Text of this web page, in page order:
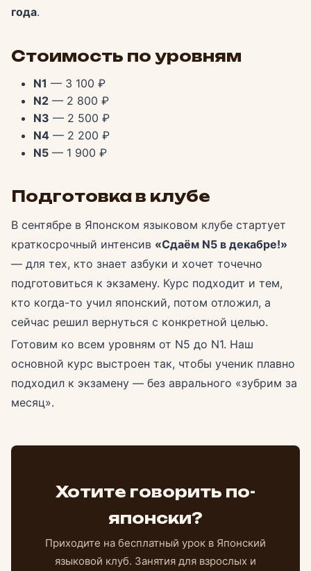
года.
Стоимость по уровням
N1 — 3 100 ₽
N2 — 2 800 ₽
N3 — 2 500 ₽
N4 — 2 200 ₽
N5 — 1 900 ₽
Подготовка в клубе
В сентябре в Японском языковом клубе стартует
краткосрочный интенсив «Сдаём N5 в декабре!»
— для тех, кто знает азбуки и хочет точечно
подготовиться к экзамену. Курс подходит и тем,
кто когда-то учил японский, потом отложил, а
сейчас решил вернуться с конкретной целью.
Готовим ко всем уровням от N5 до N1. Наш
основной курс выстроен так, чтобы ученик плавно
подходил к экзамену — без аврального «зубрим за
месяц».
Хотите говорить по-
японски?
Приходите на бесплатный урок в Японский
языковой клуб. Занятия для взрослых и